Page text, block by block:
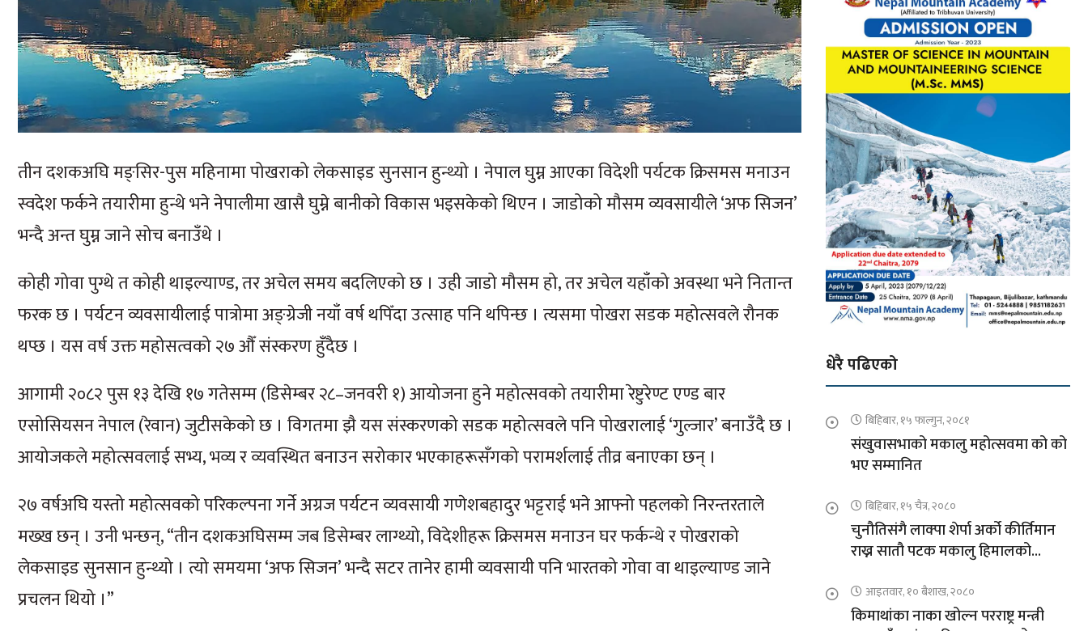
तीन दशकअघि मङ्सिर-पुस महिनामा पोखराको लेकसाइड सुनसान हुन्थ्यो । नेपाल घुम्न आएका विदेशी पर्यटक क्रिसमस मनाउन
स्वदेश फर्कने तयारीमा हुन्थे भने नेपालीमा खासै घुम्ने बानीको विकास भइसकेको थिएन । जाडोको मौसम व्यवसायीले ‘अफ सिजन’
भन्दै अन्त घुम्न जाने सोच बनाउँथे ।
कोही गोवा पुग्थे त कोही थाइल्याण्ड, तर अचेल समय बदलिएको छ । उही जाडो मौसम हो, तर अचेल यहाँको अवस्था भने नितान्त
फरक छ । पर्यटन व्यवसायीलाई पात्रोमा अङ्ग्रेजी नयाँ वर्ष थपिँदा उत्साह पनि थपिन्छ । त्यसमा पोखरा सडक महोत्सवले रौनक
थप्छ । यस वर्ष उक्त महोसत्वको २७ औँ संस्करण हुँदैछ ।
आगामी २०८२ पुस १३ देखि १७ गतेसम्म (डिसेम्बर २८–जनवरी १) आयोजना हुने महोत्सवको तयारीमा रेष्टुरेण्ट एण्ड बार
एसोसियसन नेपाल (रेवान) जुटीसकेको छ । विगतमा झै यस संस्करणको सडक महोत्सवले पनि पोखरालाई ‘गुल्जार’ बनाउँदै छ ।
आयोजकले महोत्सवलाई सभ्य, भव्य र व्यवस्थित बनाउन सरोकार भएकाहरूसँगको परामर्शलाई तीव्र बनाएका छन् ।
२७ वर्षअघि यस्तो महोत्सवको परिकल्पना गर्ने अग्रज पर्यटन व्यवसायी गणेशबहादुर भट्टराई भने आफ्नो पहलको निरन्तरताले
मख्ख छन् । उनी भन्छन्, “तीन दशकअघिसम्म जब डिसेम्बर लाग्थ्यो, विदेशीहरू क्रिसमस मनाउन घर फर्कन्थे र पोखराको
लेकसाइड सुनसान हुन्थ्यो । त्यो समयमा ‘अफ सिजन’ भन्दै सटर तानेर हामी व्यवसायी पनि भारतको गोवा वा थाइल्याण्ड जाने
प्रचलन थियो ।”
धेरै पढिएको
बिहिबार, १५ फाल्गुन, २०८१
संखुवासभाको मकालु महोत्सवमा को को
भए सम्मानित
बिहिबार, १५ चैत्र, २०८०
चुनौतिसंगै लाक्पा शेर्पा अर्को कीर्तिमान
राख्न सातौ पटक मकालु हिमालको
आइतवार, १० बैशाख, २०८०
किमाथांका नाका खोल्न परराष्ट्र मन्त्री